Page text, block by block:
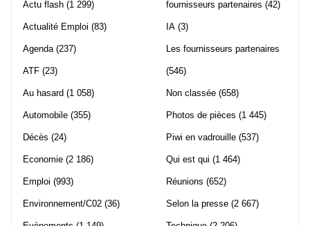
Actu flash (1 299)
Actualité Emploi (83)
Agenda (237)
ATF (23)
Au hasard (1 058)
Automobile (355)
Décès (24)
Economie (2 186)
Emploi (993)
Environnement/C02 (36)
fournisseurs partenaires (42)
IA (3)
Les fournisseurs partenaires
(546)
Non classée (658)
Photos de pièces (1 445)
Piwi en vadrouille (537)
Qui est qui (1 464)
Réunions (652)
Selon la presse (2 667)